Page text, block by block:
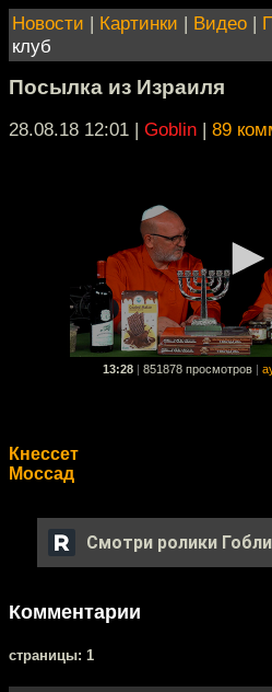
Новости | Картинки | Видео |
клуб
Посылка из Израиля
28.08.18 12:01 | Goblin | 89
13:28 851878 просмотров
Кнессет
Моссад
Смотри ролики
Комментарии
cтраницы: 1